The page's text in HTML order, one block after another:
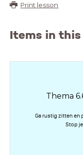
Print lesson
Items in this
Thema
Ga rustig zitten en
Stop